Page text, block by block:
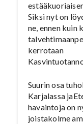
Siksi nyt on
ne, ennen kuin
kerrotaan
Suurin osa
Karjalassa
havaintoja on
joistakolme